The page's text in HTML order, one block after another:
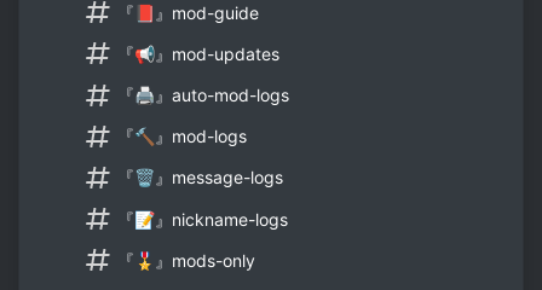
『📕』mod-guide
『📢』mod-updates
『🖨』auto-mod-logs
『🔨』mod-logs
『🗑』message-logs
『📝』nickname-logs
『🎖』mods-only